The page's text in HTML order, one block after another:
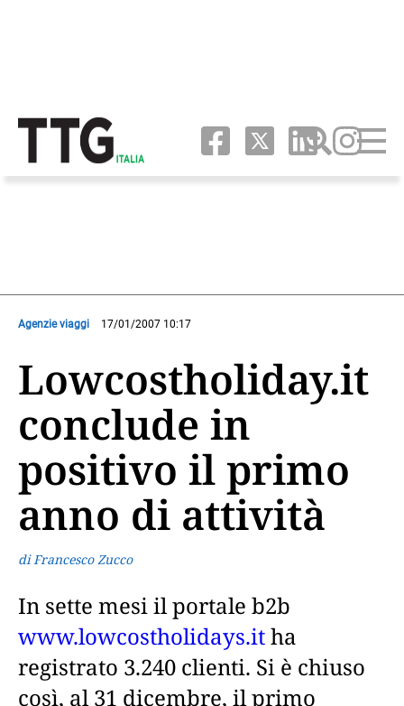
Agenzie viaggi 17/01/2007 10:17
Lowcostholiday.it
conclude in
positivo il primo
anno di attività
di Francesco Zucco
In sette mesi il portale b2b
www.lowcostholidays.itha
registrato 3.240 clienti. Si è chiuso
così, al 31 dicembre, il primo